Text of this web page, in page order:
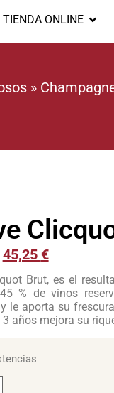
TIENDA ONLINE
»
45,25 €
Brut, es el
% de vinos
le aporta su
años mejora su